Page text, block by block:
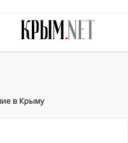
в Крыму